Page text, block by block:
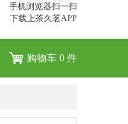
手机浏览器扫一扫
下载上茶久茗APP
购物车 0 件